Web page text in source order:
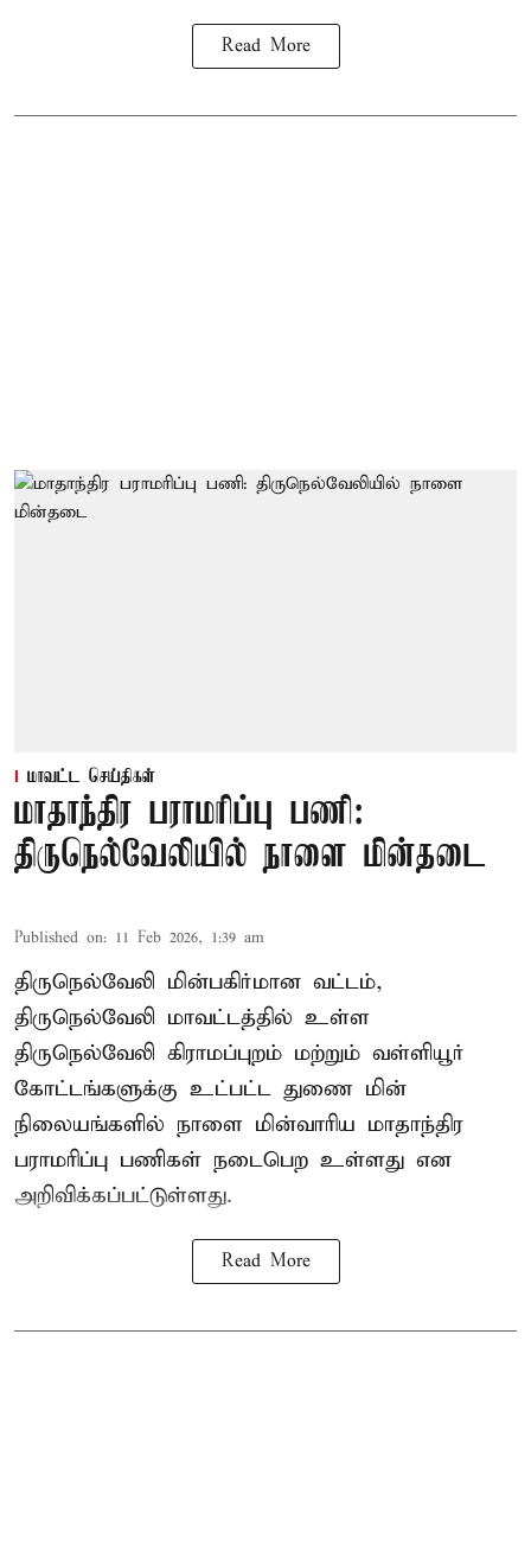
Read More
மாவட்ட செய்திகள்
மாதாந்திர பராமரிப்பு பணி:
திருநெல்வேலியில் நாளை மின்தடை
Published on: 11 Feb 2026, 1:39 am
திருநெல்வேலி மின்பகிர்மான வட்டம்,
திருநெல்வேலி மாவட்டத்தில் உள்ள
திருநெல்வேலி கிராமப்புறம் மற்றும் வள்ளியூர்
கோட்டங்களுக்கு உட்பட்ட துணை மின்
நிலையங்களில் நாளை மின்வாரிய மாதாந்திர
பராமரிப்பு பணிகள் நடைபெற உள்ளது என
அறிவிக்கப்பட்டுள்ளது.
Read More